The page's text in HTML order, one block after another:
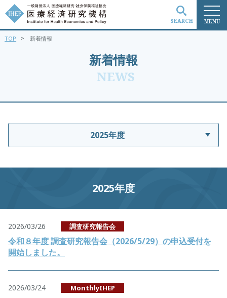
MENU
SEARCH
新着情報
NEWS
TOP > 新着情報
2025年度
2025年度
2026/03/26 調査研究報告会
令和８年度 調査研究報告会（2026/5/29）の申込受付を
開始しました。
2026/03/24 MonthlyIHEP